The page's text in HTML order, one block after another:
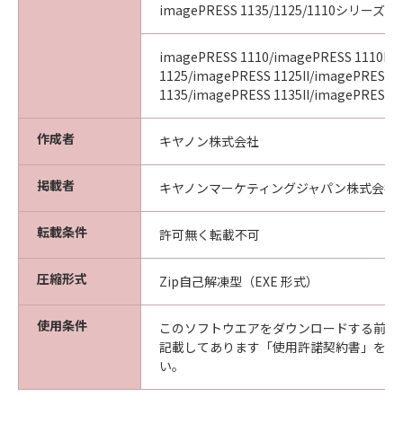
imagePRESS 1135/1125/1110シリーズ
imagePRESS 1110/imagePRESS 1110II/
1125/imagePRESS 1125II/imagePRESS
1135/imagePRESS 1135II/imagePRESS
作成者 キヤノン株式会社
掲載者 キヤノンマーケティングジャパン株式会社
転載条件 許可無く転載不可
圧縮形式 Zip自己解凍型（EXE 形式）
使用条件
このソフトウエアをダウンロードする前
記載してあります「使用許諾契約書」を
い。